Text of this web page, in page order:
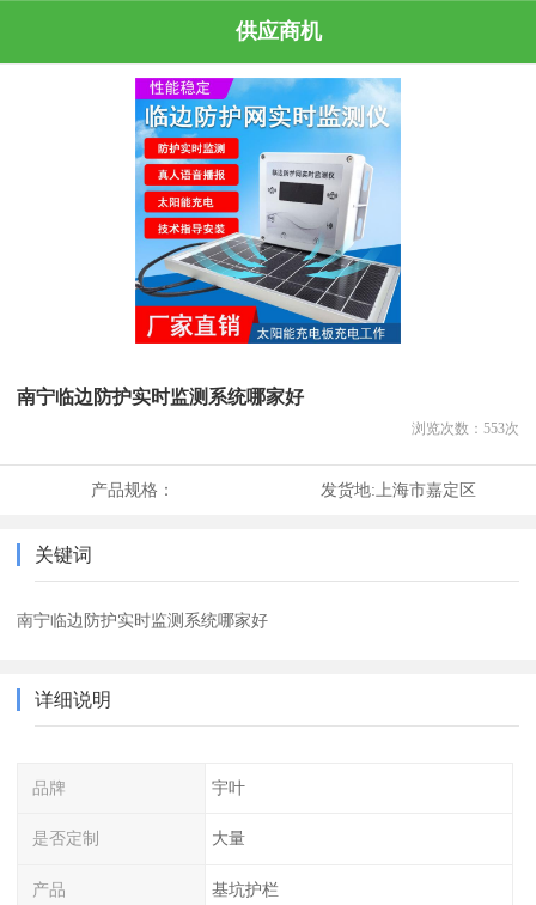
供应商机
南宁临边防护实时监测系统哪家好
浏览次数： 553次
产品规格： 发货地:上海市嘉定区
关键词
南宁临边防护实时监测系统哪家好
详细说明
品牌 宇叶
是否定制 大量
产品 基坑护栏